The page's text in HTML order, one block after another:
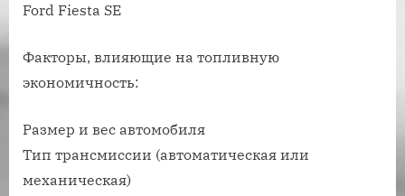
Ford Fiesta SE
Факторы, влияющие на топливную
экономичность:
Размер и вес автомобиля
Тип трансмиссии (автоматическая или
механическая)